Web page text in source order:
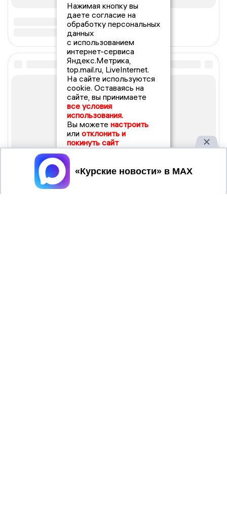
Нажимая кнопку вы
даете согласие на
обработку персональных
данных
с использованием
интернет-сервиса
Яндекс.Метрика,
top.mail.ru, LiveInternet.
На сайте используются
cookie. Оставаясь на
сайте, вы принимаете
все условия
использования.
Вы можете настроить
или отклонить и
покинуть сайт
Принять